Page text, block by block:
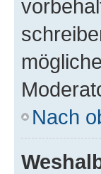
Nach